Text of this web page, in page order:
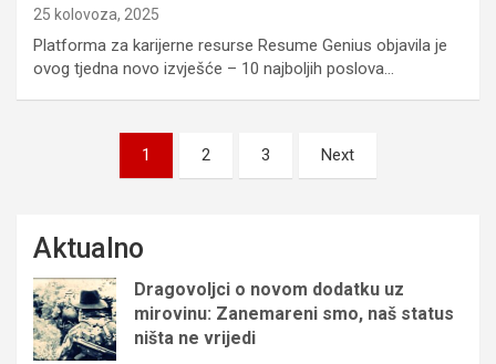
25 kolovoza, 2025
Platforma za karijerne resurse Resume Genius objavila je
ovog tjedna novo izvješće – 10 najboljih poslova…
1 2 3 Next
Aktualno
Dragovoljci o novom dodatku uz
mirovinu: Zanemareni smo, naš status
ništa ne vrijedi